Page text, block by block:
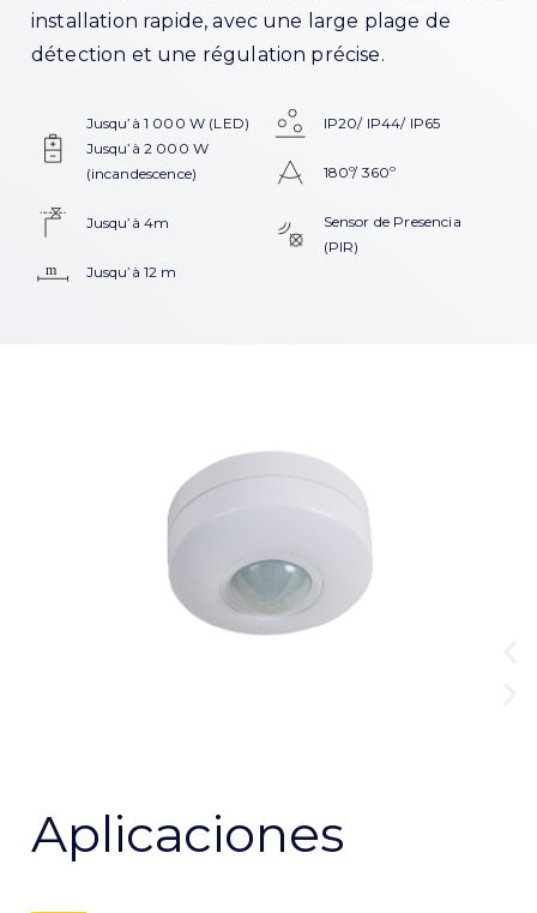
installation rapide, avec une large plage de
détection et une régulation précise.
Jusqu’à 1 000 W (LED)
Jusqu’à 2 000 W
(incandescence)
Jusqu’à 4m
Jusqu’à 12 m
IP20/ IP44/ IP65
180º/ 360º
Sensor de Presencia
(PIR)
Aplicaciones